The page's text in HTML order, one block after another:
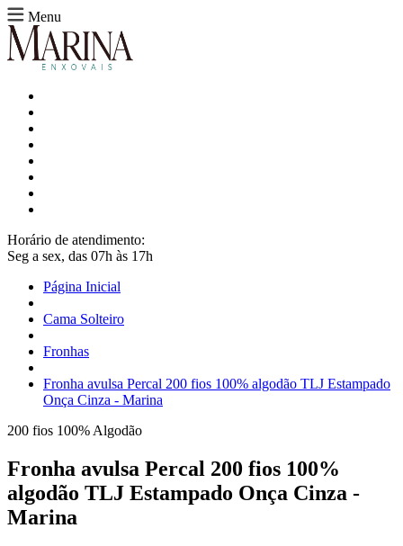
Menu
Horário de atendimento:
Seg a sex, das 07h às 17h
Página Inicial
Cama Solteiro
Fronhas
Fronha avulsa Percal 200 fios 100% algodão TLJ Estampado
Onça Cinza - Marina
200 fios 100% Algodão
Fronha avulsa Percal 200 fios 100%
algodão TLJ Estampado Onça Cinza -
Marina